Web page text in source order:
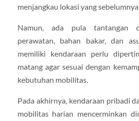
menjangkau lokasi yang
Namun, ada pula tantangan
perawatan, bahan bakar, dan
memiliki kendaraan perlu
matang agar sesuai dengan
kebutuhan mobilitas.
Pada akhirnya, kendaraan pribadi
mobilitas harian mencerminkan